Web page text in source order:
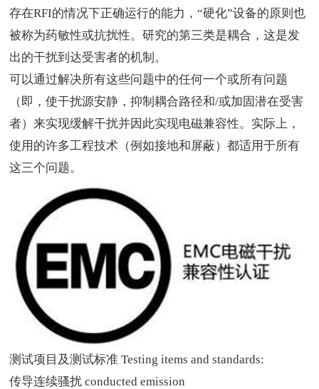
存在RFI的情况下正确运行的能力，“硬化”设备的原则也
被称为药敏性或抗扰性。研究的第三类是耦合，这是发
出的干扰到达受害者的机制。
可以通过解决所有这些问题中的任何一个或所有问题
（即，使干扰源安静，抑制耦合路径和/或加固潜在受害
者）来实现缓解干扰并因此实现电磁兼容性。实际上，
使用的许多工程技术（例如接地和屏蔽）都适用于所有
这三个问题。
测试项目及测试标准 Testing items and standards:
传导连续骚扰 conducted emission